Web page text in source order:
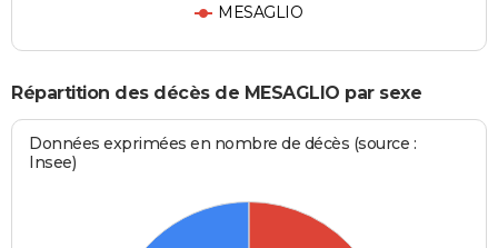
MESAGLIO
Répartition des décès de MESAGLIO par sexe
Données exprimées en nombre de décès (source :
Insee)